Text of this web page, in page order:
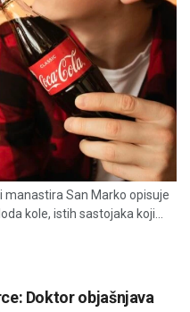
San Marko opisuje
kole, istih sastojaka koji...
Doktor objašnjava